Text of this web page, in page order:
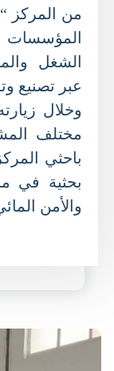
من المركز
الشغل
عبر تصنيع
وخلال
مختلف
باحثي
بحثية في
والأمن